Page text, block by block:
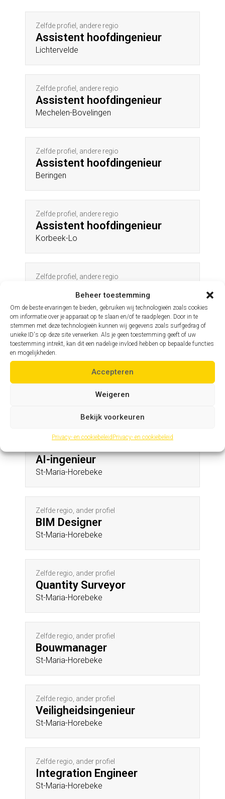
Beheer toestemming
Om de beste ervaringen te bieden, gebruiken wij technologieën zoals cookies
om informatie over je apparaat op te slaan en/of te raadplegen. Door in te
stemmen met deze technologieën kunnen wij gegevens zoals surfgedrag of
unieke ID's op deze site verwerken. Als je geen toestemming geeft of uw
toestemming intrekt, kan dit een nadelige invloed hebben op bepaalde functies
en mogelijkheden.
Accepteren
Weigeren
Bekijk voorkeuren
Privacy- en cookiebeleidPrivacy- en cookiebeleid
Zelfde profiel, andere regio
Assistent hoofdingenieur
Lichtervelde
Zelfde profiel, andere regio
Assistent hoofdingenieur
Mechelen-Bovelingen
Zelfde profiel, andere regio
Assistent hoofdingenieur
Beringen
Zelfde profiel, andere regio
Assistent hoofdingenieur
Korbeek-Lo
Zelfde profiel, andere regio
Zelfde profiel, andere regio
Assistent hoofdingenieur
Heestert
Andere profielen in deze regio
AI-ingenieur
St-Maria-Horebeke
Zelfde regio, ander profiel
BIM Designer
St-Maria-Horebeke
Zelfde regio, ander profiel
Quantity Surveyor
St-Maria-Horebeke
Zelfde regio, ander profiel
Bouwmanager
St-Maria-Horebeke
Zelfde regio, ander profiel
Veiligheidsingenieur
St-Maria-Horebeke
Zelfde regio, ander profiel
Integration Engineer
St-Maria-Horebeke